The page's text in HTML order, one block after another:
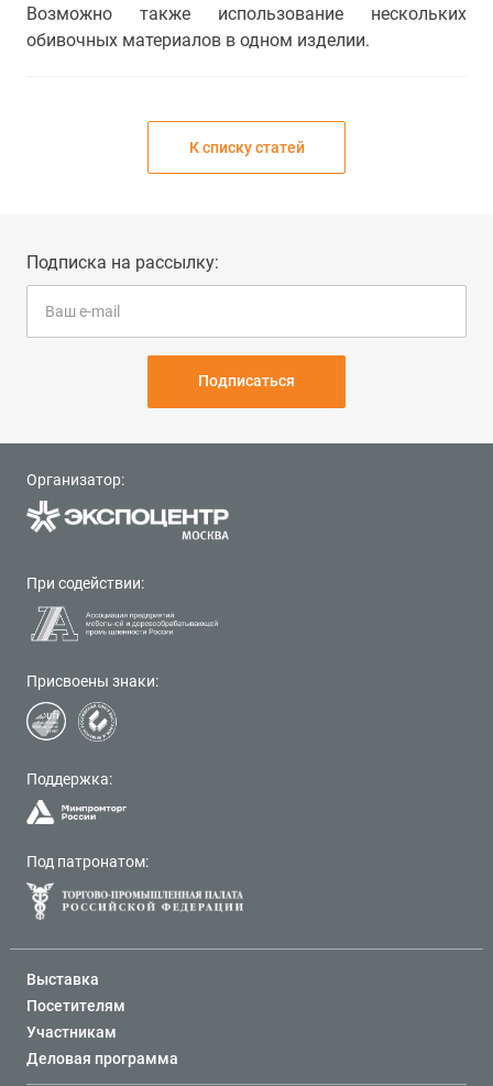
Возможно также использование нескольких
обивочных материалов в одном изделии.
К списку статей
Подписка на рассылку:
Подписаться
Организатор:
При содействии:
Присвоены знаки:
Поддержка:
Под патронатом:
Выставка
Посетителям
Участникам
Деловая программа